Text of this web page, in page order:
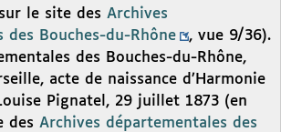
le site des Archives
des Bouches-du-Rhône
, vue 9/36).
des Bouches-du-Rhône,
acte de naissance d’Harmonie
Pignatel, 29 juillet 1873 (en
des Archives départementales des